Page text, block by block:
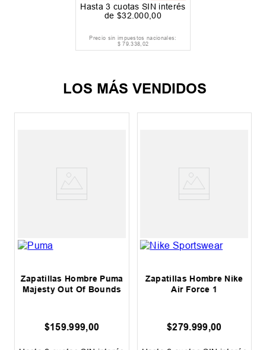
Hasta3 cuotas SIN interés
de $32 .000 ,00
Precio sin impuestos nacionales:
$ 79.338,02
LOS MÁS VENDIDOS
Zapatillas Hombre Puma
Majesty Out Of Bounds
$159.999,00
Zapatillas Hombre Nike
Air Force 1
$279.999,00